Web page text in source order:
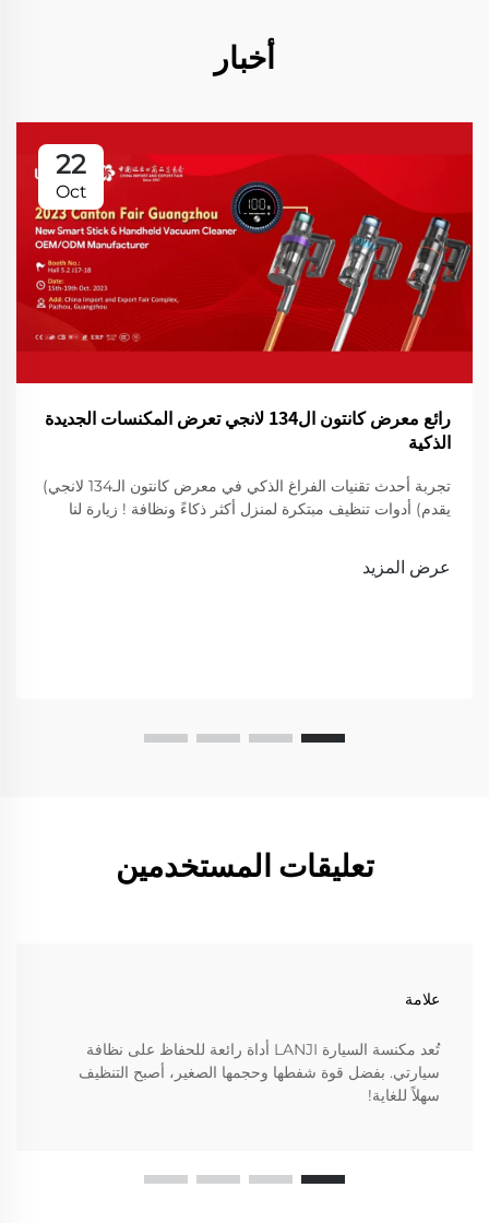
أخبار
22
Oct
رائع معرض كانتون ال134 لانجي تعرض المكنسات الجديدة
الذكية
تجربة أحدث تقنيات الفراغ الذكي في معرض كانتون الـ134 لانجي)
يقدم) أدوات تنظيف مبتكرة لمنزل أكثر ذكاءً ونظافة ! زيارة لنا
عرض المزيد
تعليقات المستخدمين
علامة
تُعد مكنسة السيارة LANJI أداة رائعة للحفاظ على نظافة
سيارتي. بفضل قوة شفطها وحجمها الصغير، أصبح التنظيف
سهلاً للغاية!